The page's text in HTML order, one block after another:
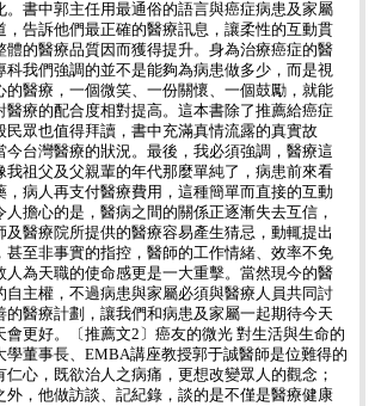
。書中郭主任用最通俗的語言與癌症病患及家屬
，告訴他們最正確的醫療訊息，讓柔性的互動貫
體的醫療品質因而獲得提升。身為治療癌症的醫
科我們強調的並不是能夠為病患做多少，而是視
的醫療，一個微笑、一份關懷、一個鼓勵，就能
醫療的配合度相對提高。這本書除了推薦給癌症
民眾也值得拜讀，書中充滿真情流露的真實故
今台灣醫療的狀況。最後，我必須強調，醫療這
我祖父及父親輩的年代那麼單純了，病患前來看
，病人再支付醫療費用，這種簡單而直接的互動
人擔心的是，醫病之間的關係正逐漸失去互信，
及醫療院所提供的醫療容易產生猜忌，動輒提出
甚至非事實的指控，醫師的工作情緒、效率不免
人為天職的使命感更是一大重擊。當然現今的醫
自主權，不過病患與家屬必須與醫療人員共同討
的醫療計劃，讓我們和病患及家屬一起期待今天
會更好。〔推薦文2〕癌友的微光 對生活與生命的
學董事長、EMBA講座教授郭于誠醫師是位難得的
仁心，既欲治人之病痛，更想改變眾人的觀念；
外，他做訪談、記紀錄，談的是不僅是醫療健康